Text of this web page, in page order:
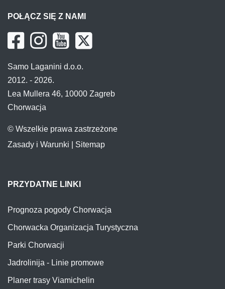
POŁĄCZ SIĘ Z NAMI
Samo Laganini d.o.o.
2012. - 2026.
Lea Mullera 46, 10000 Zagreb
Chorwacja
© Wszelkie prawa zastrzeżone
Zasady i Warunki
Sitemap
PRZYDATNE LINKI
Prognoza pogody Chorwacja
Chorwacka Organizacja Turystyczna
Parki Chorwacji
Jadrolinija - Linie promowe
Planer trasy Viamichelin